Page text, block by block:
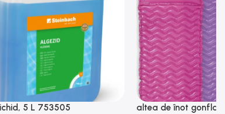
5 L 753505
altea de înot